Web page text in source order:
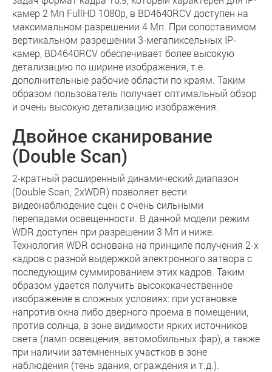
камер 2 Мп FullHD 1080p, в BD4640RCV доступен на
максимальном разрешении 4 Мп. При сопоставимом
вертикальном разрешении 3-мегапиксельных IP-
камер, BD4640RCV обеспечивает более высокую
детализацию по ширине изображения, т.е.
дополнительные рабочие области по краям. Таким
образом пользователь получает оптимальный обзор
и очень высокую детализацию изображения.
Двойное сканирование
(Double Scan)
2-кратный расширенный динамический диапазон
(Double Scan, 2xWDR) позволяет вести
видеонаблюдение сцен с очень сильными
перепадами освещенности. В данной модели режим
WDR доступен при разрешении 3 Мп и ниже.
Технология WDR основана на принципе получения 2-х
кадров с разной выдержкой электронного затвора с
последующим суммированием этих кадров. Таким
образом удается получить высококачественное
изображение в сложных условиях: при установке
напротив окна либо дверного проема в помещении,
против солнца, в зоне видимости ярких источников
света (ламп освещения, автомобильных фар), а также
при наличии затемненных участков в зоне
наблюдения (тень здания, ограждения и т.д.).